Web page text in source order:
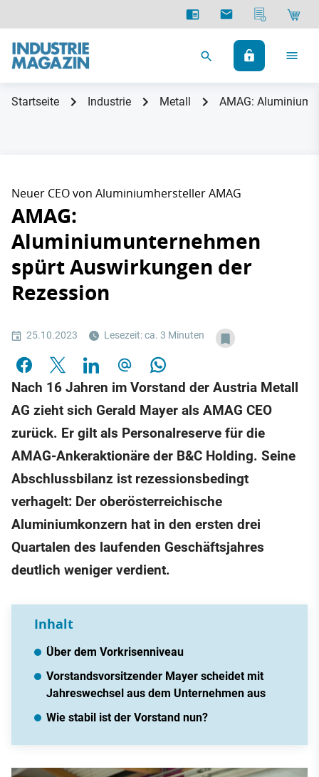
Startseite Industrie Metall AMAG:
Neuer CEO von Aluminiumhersteller AMAG
AMAG:
Aluminiumunternehmen
spürt Auswirkungen der
Rezession
25.10.2023 Lesezeit: ca. 3 Minuten
Nach 16 Jahren im Vorstand der Austria Metall
AG zieht sich Gerald Mayer als AMAG CEO
zurück. Er gilt als Personalreserve für die
AMAG-Ankeraktionäre der B&C Holding. Seine
Abschlussbilanz ist rezessionsbedingt
verhagelt: Der oberösterreichische
Aluminiumkonzern hat in den ersten drei
Quartalen des laufenden Geschäftsjahres
deutlich weniger verdient.
Inhalt
Über dem Vorkrisenniveau
Vorstandsvorsitzender Mayer scheidet mit
Jahreswechsel aus dem Unternehmen aus
Wie stabil ist der Vorstand nun?